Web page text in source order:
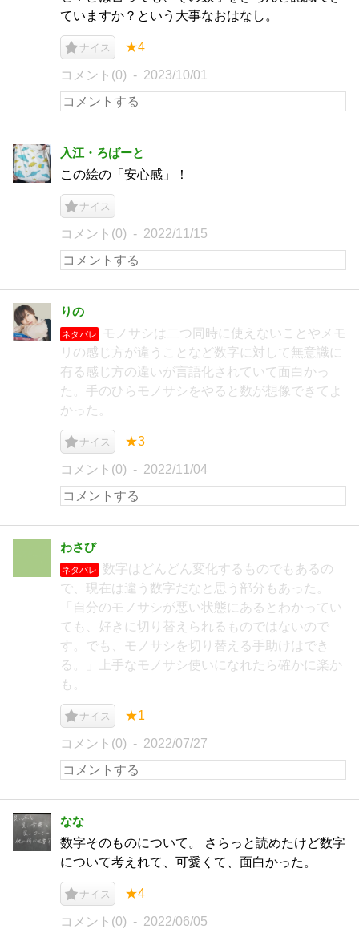
ていますか？という大事なおはなし。
ナイス ★4
コメント(0) 2023/10/01
入江・ろばーと
この絵の「安心感」！
ナイス
コメント(0) 2022/11/15
りの
ネタバレ
モノサシは二つ同時に使えないことやメモ
リの感じ方が違うことなど数字に対して無意識に
有る感じ方の違いが言語化されていて面白かっ
た。手のひらモノサシをやると数が想像できてよ
かった。
ナイス ★3
コメント(0) 2022/11/04
わさび
ネタバレ
数字はどんどん変化するものでもあるの
で、現在は違う数字だなと思う部分もあった。
「自分のモノサシが悪い状態にあるとわかってい
ても、好きに切り替えられるものではないので
す。でも、モノサシを切り替える手助けはでき
る。」上手なモノサシ使いになれたら確かに楽か
も。
ナイス ★1
コメント(0) 2022/07/27
なな
数字そのものについて。 さらっと読めたけど数字
について考えれて、可愛くて、面白かった。
ナイス ★4
コメント(0) 2022/06/05